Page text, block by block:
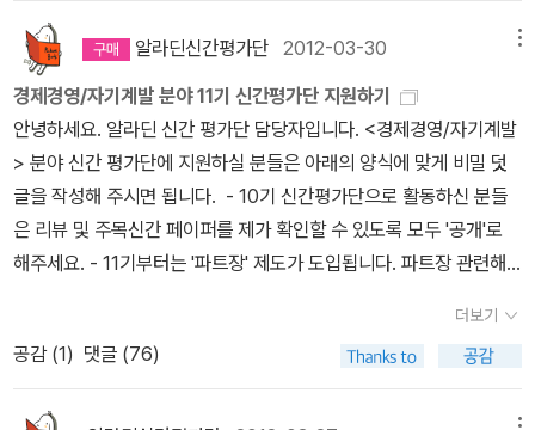
이런 주장은 크게 두 가지 반론을 불러일으킨다. 우선, 현실의 시장이
과연 상과 벌을 제대로 정확하게 주느냐이다. 설령 상과 벌을 정확하
게 준다고 해도 시장을 진정 정의롭다고 말할 수 있는가도 논쟁거리
다. 시장은 돈으로 상과 벌을 주며, 돈으로 사람을 움직이는 제도인 까
닭에 많은 윤리적 문제를 불러일으키면서 우리 사회를 삭막하고 험악
하게 만든다는 지적도 있다. 자본주의 시장에 관하여 ‘정의학’의 석학
들이 가장 우려한 부분이기도 하다. *일의 성과에 비례해서 보상을
받는 ‘성과주의’는 과연 공정한가? 성과를 많이 올리면 많은 보수를
로서 성과주의 그 자체에 대하여 반대할 사람은 별로 없을 것이다. 시
중심으로 전개되기 때문에 무척 재미있게 읽을 수 있고 금융위기의
과정을 쉽게 이해할 수 있습니다.
도 쉬웠습니다. <하버드 정치경제학>은 경제학 이론서 내지는 원론
에 가까운 내용일 줄 알았는데,현재 하버드에서 어떤 논쟁이 있고, 어
떤 이슈를 연구하고 있는지 등 다른 책에서 보기 힘든 내용도 있어서
좋았습니다. <전략 퍼즐>은 스토리텔링 형식이라서 읽을 때는 가볍
게 읽었는데 나중에 많이 생각나는 책이었습니다.오늘 밤에 한번 더
읽어봐야겠네요. <트렌드 코리아 2012>는 연말, 연초에 신년을 기
다리며 꼭 읽어봐야 할 책 같은 느낌인데신간서평단을 통해 만날 수
있어서 좋았습니다.
알라딘신간평가단 2012-03-30
경제경영/자기계발 분야 11기 신간평가단 지원하기
안녕하세요. 알라딘 신간 평가단 담당자입니다. <경제경영/자기계발
> 분야 신간 평가단에 지원하실 분들은 아래의 양식에 맞게 비밀 덧
글을 작성해 주시면 됩니다. - 10기 신간평가단으로 활동하신 분들
은 리뷰 및 주목신간 페이퍼를 제가 확인할 수 있도록 모두 '공개'로
해주세요. - 11기부터는 '파트장' 제도가 도입됩니다. 파트장 관련해
에서 '예'를 선택해 주세요. =======================
======================================
================================ 1. 간단한
더보기
공감 (1) 댓글 (76)